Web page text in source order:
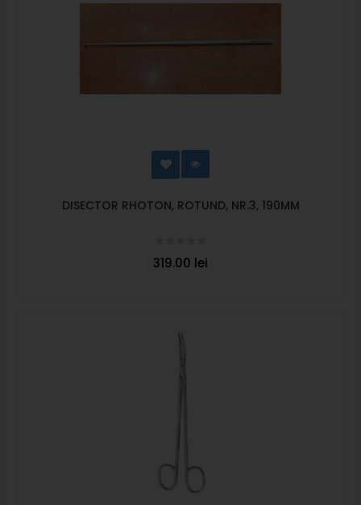
DISECTOR RHOTON, ROTUND, NR.3, 190MM
319.00 lei